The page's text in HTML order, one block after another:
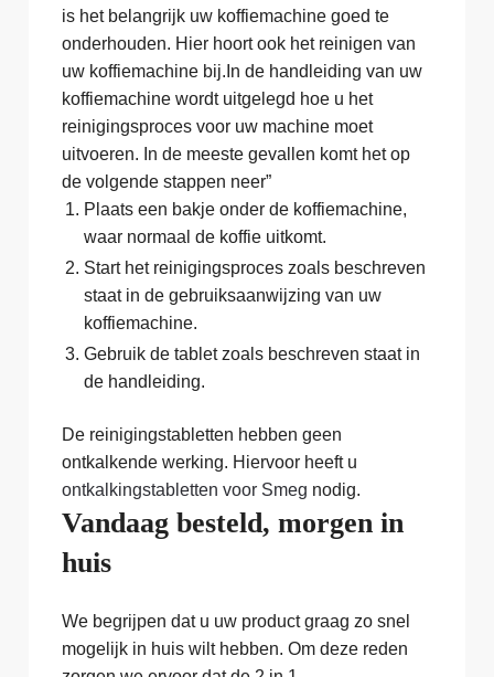
is het belangrijk uw koffiemachine goed te
onderhouden. Hier hoort ook het reinigen van
uw koffiemachine bij.In de handleiding van uw
koffiemachine wordt uitgelegd hoe u het
reinigingsproces voor uw machine moet
uitvoeren. In de meeste gevallen komt het op
de volgende stappen neer”
Plaats een bakje onder de koffiemachine,
waar normaal de koffie uitkomt.
Start het reinigingsproces zoals beschreven
staat in de gebruiksaanwijzing van uw
koffiemachine.
Gebruik de tablet zoals beschreven staat in
de handleiding.
De reinigingstabletten hebben geen
ontkalkende werking. Hiervoor heeft u
ontkalkingstabletten voor Smeg nodig.
Vandaag besteld, morgen in
huis
We begrijpen dat u uw product graag zo snel
mogelijk in huis wilt hebben. Om deze reden